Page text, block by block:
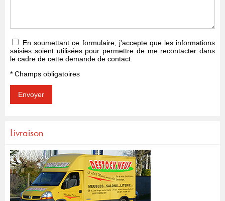
En soumettant ce formulaire, j'accepte que les informations
saisies soient utilisées pour permettre de me recontacter dans
le cadre de cette demande de contact.
* Champs obligatoires
Livraison